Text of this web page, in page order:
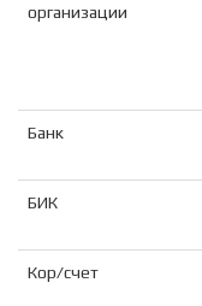
организации
Банк
БИК
Кор/счет